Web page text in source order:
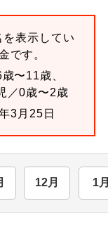
表示してい
です。
〜11歳、
／0歳〜2歳
3月25日
12月 1